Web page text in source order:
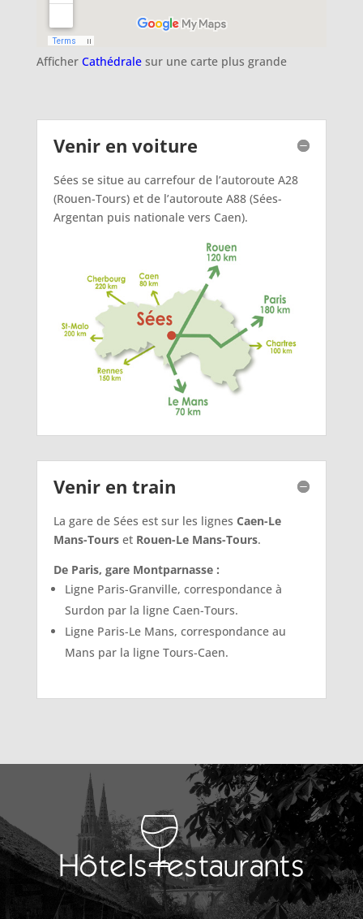
Afficher Cathédralesur une carte plus grande
Venir en voiture
Sées se situe au carrefour de l’autoroute A28
(Rouen-Tours) et de l’autoroute A88 (Sées-
Argentan puis nationale vers Caen).
Venir en train
La gare de Sées est sur les lignes Caen-Le
Mans-Tourset Rouen-Le Mans-Tours.
De Paris, gare Montparnasse :
Ligne Paris-Granville, correspondance à
Surdon par la ligne Caen-Tours.
Ligne Paris-Le Mans, correspondance au
Mans par la ligne Tours-Caen.